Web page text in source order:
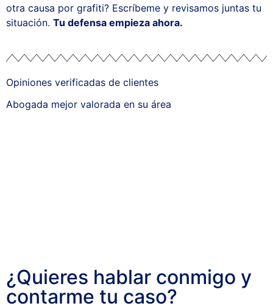
otra causa por grafiti? Escríbeme y revisamos juntas tu
situación. Tu defensa empieza ahora.
Opiniones verificadas de clientes
Abogada mejor valorada en su área
¿Quieres hablar conmigo y
contarme tu caso?